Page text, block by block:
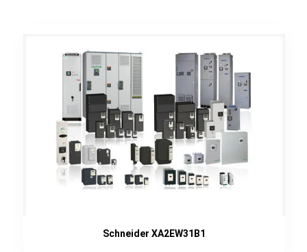
Schneider XA2EW31B1